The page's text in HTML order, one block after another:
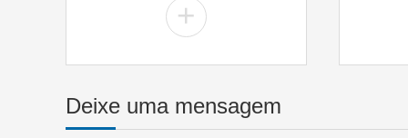
+
Deixe uma mensagem